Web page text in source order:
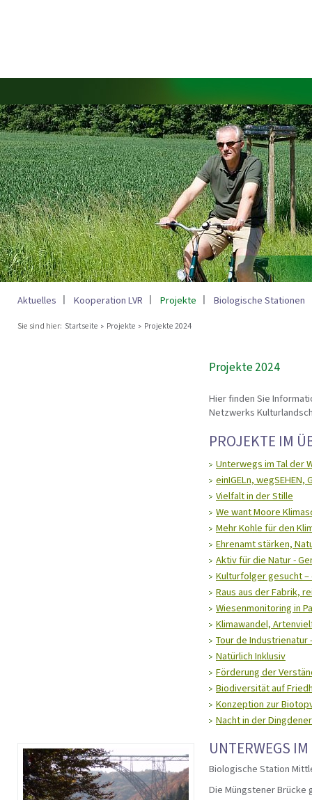
Aktuelles Kooperation LVR Projekte Biologische Stationen
Sie sind hier: Startseite Projekte Projekte 2024
Projekte 2024
Hier finden Sie
Netzwerks
PROJEKTE IM
Unterwegs im Tal der
einIGELn,
Vielfalt in der Stille
We want Moore
Mehr Kohle für den
Ehrenamt stärken,
Aktiv für die Natur -
Kulturfolger gesucht
Raus aus der Fabrik,
Wiesenmonitoring in
Klimawandel,
Tour de Industrienatur
Natürlich Inklusiv
Förderung der
Biodiversität auf
Konzeption zur
Nacht in der
UNTERWEGS
Biologische Station
Die Müngstener